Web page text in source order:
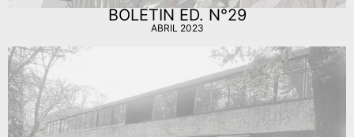
BOLETIN ED. N°29
ABRIL 2023